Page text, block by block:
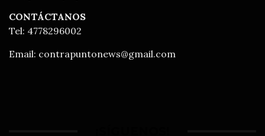
CONTÁCTANOS
Tel: 4778296002
Email: contrapuntonews@gmail.com